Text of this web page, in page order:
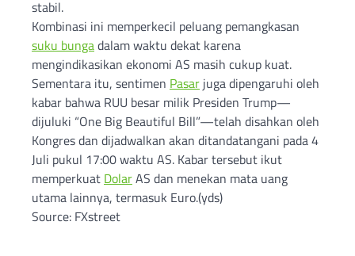
stabil.
Kombinasi ini memperkecil peluang pemangkasan
suku bungadalam waktu dekat karena
mengindikasikan ekonomi AS masih cukup kuat.
Sementara itu, sentimen Pasar juga dipengaruhi oleh
kabar bahwa RUU besar milik Presiden Trump—
dijuluki “One Big Beautiful Bill”—telah disahkan oleh
Kongres dan dijadwalkan akan ditandatangani pada 4
Juli pukul 17:00 waktu AS. Kabar tersebut ikut
memperkuat DolarAS dan menekan mata uang
utama lainnya, termasuk Euro.(yds)
Source: FXstreet